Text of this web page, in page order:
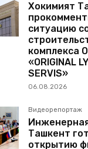
Хокимият
ситуацию
комплекса
«ORIGINAL
SERVIS»
06.08.2026
Видеорепортаж
Ташкент
открытию